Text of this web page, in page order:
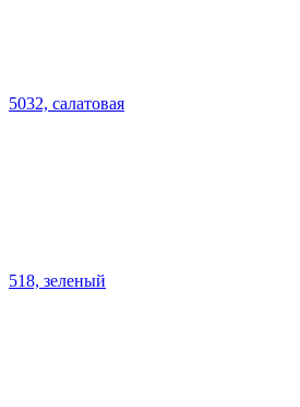
5032, салатовая
518, зеленый